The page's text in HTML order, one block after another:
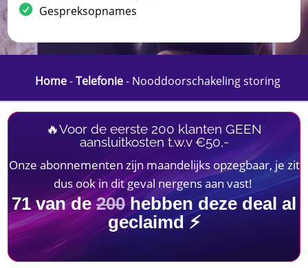
Gespreksopnames
Home-Telefonie- Nooddoorschakeling storing
🔥Voor de eerste 200 klanten GEEN
aansluitkosten t.w.v €50,-
Onze abonnementen zijn maandelijks opzegbaar, je zit
dus ook in dit geval nergens aan vast!
71van de200hebben deze deal al
geclaimd ⚡